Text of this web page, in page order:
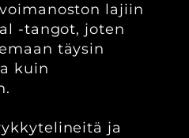
lajiin
-tangot, joten
täysin
kuin
ja